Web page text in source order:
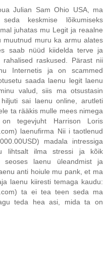
Julian Sam Ohio USA, ma
keskmise lõikumiseks
juhatas mu Legit ja reaalne
muru ka armu alates
saab nüüd kiidelda terve ja
raskused. Pärast nii
Internetis ja on scammed
saada laenu legit laenu
valud, siis ma otsustasin
sai laenu online, arutleti
ta rääkis mulle mees nimega
tegevjuht Harrison Loris
laenufirma Nii i taotlenud
madala intressiga
lihtsalt ilma stressi ja kõik
seoses laenu üleandmist ja
anti hoiule mu pank, et ma
laenu kiiresti temaga kaudu:
ta ei tea teen seda ma
teda hea asi, mida ta on